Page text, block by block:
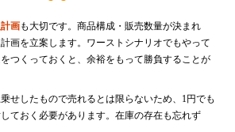
画も大切です。商品構成・販売数量が決まれ
画を立案します。ワーストシナリオでもやって
つくっておくと、余裕をもって勝負することが
せしたもので売れるとは限らないため、1円でも
ておく必要があります。在庫の存在も忘れず